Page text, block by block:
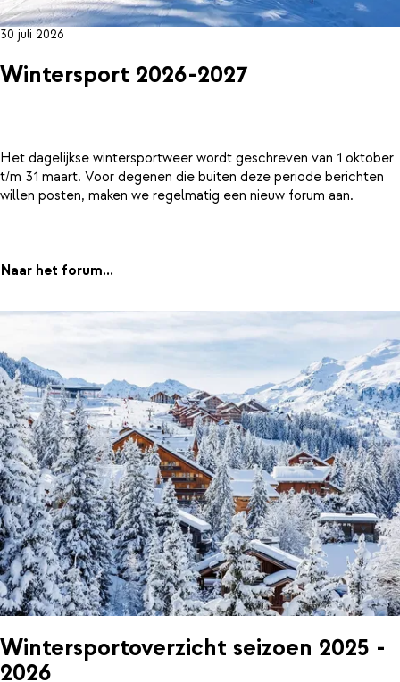
30 juli 2026
Wintersport 2026-2027
Het dagelijkse wintersportweer wordt geschreven van 1 oktober
t/m 31 maart. Voor degenen die buiten deze periode berichten
willen posten, maken we regelmatig een nieuw forum aan.
Naar het forum...
Wintersportoverzicht seizoen 2025 -
2026